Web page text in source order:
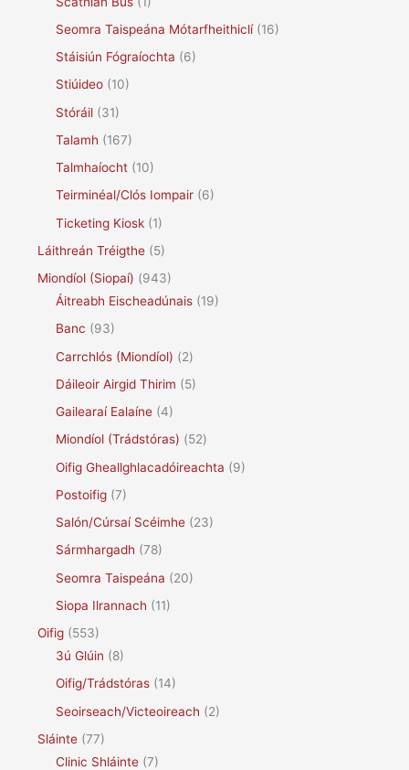
Seomra Taispeána Mótarfheithiclí(16)
Stáisiún Fógraíochta (6)
Stiúideo (10)
Stóráil (31)
Talamh (167)
Talmhaíocht (10)
Teirminéal/Clós Iompair (6)
Ticketing Kiosk (1)
Láithreán Tréigthe (5)
Miondíol (Siopaí) (943)
Áitreabh Eischeadúnais (19)
Banc (93)
Carrchlós (Miondíol) (2)
Dáileoir Airgid Thirim (5)
Gailearaí Ealaíne (4)
Miondíol (Trádstóras) (52)
Oifig Gheallghlacadóireachta (9)
Postoifig (7)
Salón/Cúrsaí Scéimhe (23)
Sármhargadh (78)
Seomra Taispeána (20)
Siopa Ilrannach (11)
Oifig (553)
3ú Glúin (8)
Oifig/Trádstóras (14)
Seoirseach/Victeoireach (2)
Sláinte (77)
Clinic Shláinte (7)